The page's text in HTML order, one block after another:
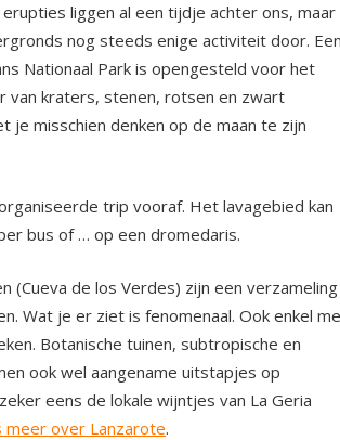
liggen al een tijdje achter ons, maar
nog steeds enige activiteit door.
Nationaal Park is opengesteld voor het
van kraters, stenen, rotsen en zwart
je misschien denken op de maan te zijn
trip vooraf. Het lavagebied kan
bus of … op een dromedaris.
(Cueva de los Verdes) zijn een verzameling
Wat je er ziet is fenomenaal. Ook enkel
Botanische tuinen, subtropische en
ook wel aangename uitstapjes op
eens de lokale wijntjes van La Geria
meer over Lanzarote.